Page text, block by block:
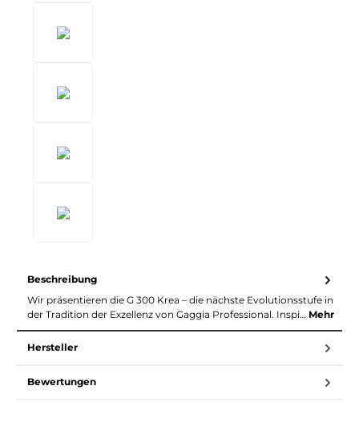
Beschreibung
Wir präsentieren die G 300 Krea – die nächste Evolutionsstufe in
der Tradition der Exzellenz von Gaggia Professional. Inspi… Mehr
Hersteller
Bewertungen